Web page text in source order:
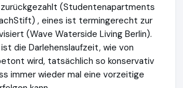
(Studentenapartments
, eines ist termingerecht zur
(Wave Waterside Living Berlin).
die Darlehenslaufzeit, wie von
wird, tatsächlich so konservativ
immer wieder mal eine vorzeitige